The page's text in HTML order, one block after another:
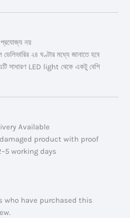
প্রযোজ্য নয়
২৪ ঘণ্টার মধ্যে জানাতে হবে
সাধারণ LED light থেকে একটু বেশি
Available
product with proof
working days
who have purchased this